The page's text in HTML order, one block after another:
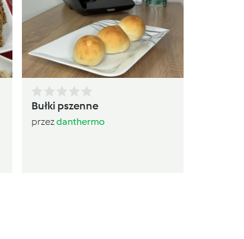
Bułki pszenne
przezdanthermo